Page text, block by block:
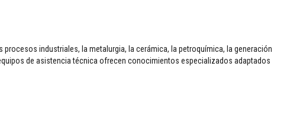
industriales, la metalurgia, la cerámica, la petroquímica, la generación
de asistencia técnica ofrecen conocimientos especializados adaptados